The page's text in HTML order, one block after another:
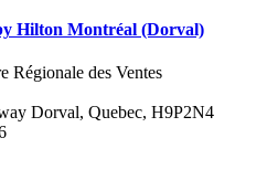
Hilton Montréal (Dorval)
Régionale des Ventes
Dorval, Quebec, H9P2N4